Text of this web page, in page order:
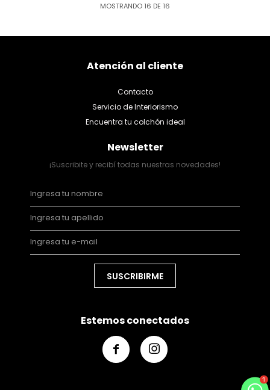
MOSTRANDO 16 DE 16
Atención al cliente
Contacto
Servicio de Interiorismo
Encuentra tu colchón ideal
Newsletter
¡Suscribite y recibí todas nuestras novedades!
SUSCRIBIRME
Estemos conectados
 